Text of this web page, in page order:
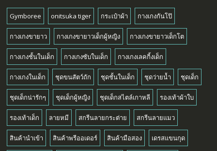
Gymboree onitsuka tiger กระเป๋าผ้า กางเกงกันโป๊
กางเกงขายาว กางเกงขายาวเด็กผู้หญิง กางเกงขายาวเด็กโต
กางเกงชั้นในเด็ก กางเกงซับในเด็ก กางเกงเลคกิ้งเด็ก
กางเกงในเด็ก ชุดขนสัตว์ถัก ชุดชั้นในเด็ก ชุดว่ายน้ำ ชุดเด็ก
ชุดเด็กน่ารักๆ ชุดเด็กผู้หญิง ชุดเด็กสไตล์เกาหลี รองเท้าผ้าใบ
รองเท้าเด็ก ลายหมี สกรีนลายกระต่าย สกรีนลายแมว
สินค้านำเข้า สินค้าพรีออเดอร์ สินค้ามือสอง เดรสแขนกุด